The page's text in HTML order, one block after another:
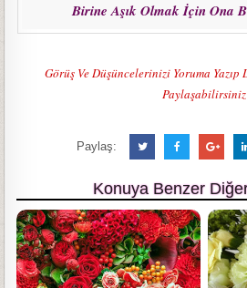
Birine Aşık Olmak İçin Ona
Görüş Ve Düşüncelerinizi Yoruma Yazıp
Paylaşabilirsiniz
Paylaş:
Konuya Benzer